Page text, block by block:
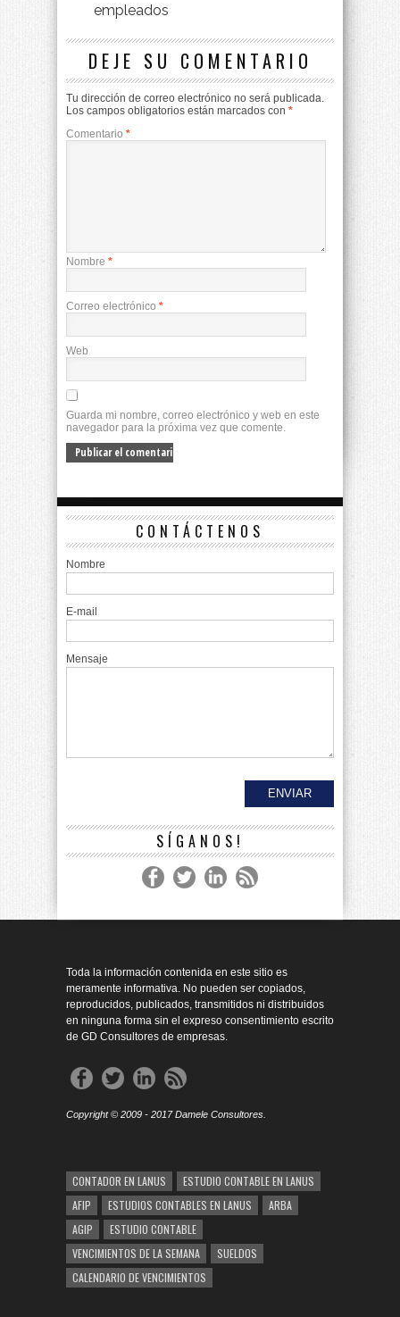
empleados
DEJE SU COMENTARIO
Tu dirección de correo electrónico no será publicada.
Los campos obligatorios están marcados con *
Comentario *
Nombre *
Correo electrónico *
Web
Guarda mi nombre, correo electrónico y web en este
navegador para la próxima vez que comente.
CONTÁCTENOS
Nombre
E-mail
Mensaje
SÍGANOS!
Toda la información contenida en este sitio es
meramente informativa. No pueden ser copiados,
reproducidos, publicados, transmitidos ni distribuidos
en ninguna forma sin el expreso consentimiento escrito
de GD Consultores de empresas.
Copyright © 2009 - 2017 Damele Consultores.
CONTADOR EN LANUS
ESTUDIO CONTABLE EN LANUS
AFIP
ESTUDIOS CONTABLES EN LANUS
ARBA
AGIP
ESTUDIO CONTABLE
VENCIMIENTOS DE LA SEMANA
SUELDOS
CALENDARIO DE VENCIMIENTOS